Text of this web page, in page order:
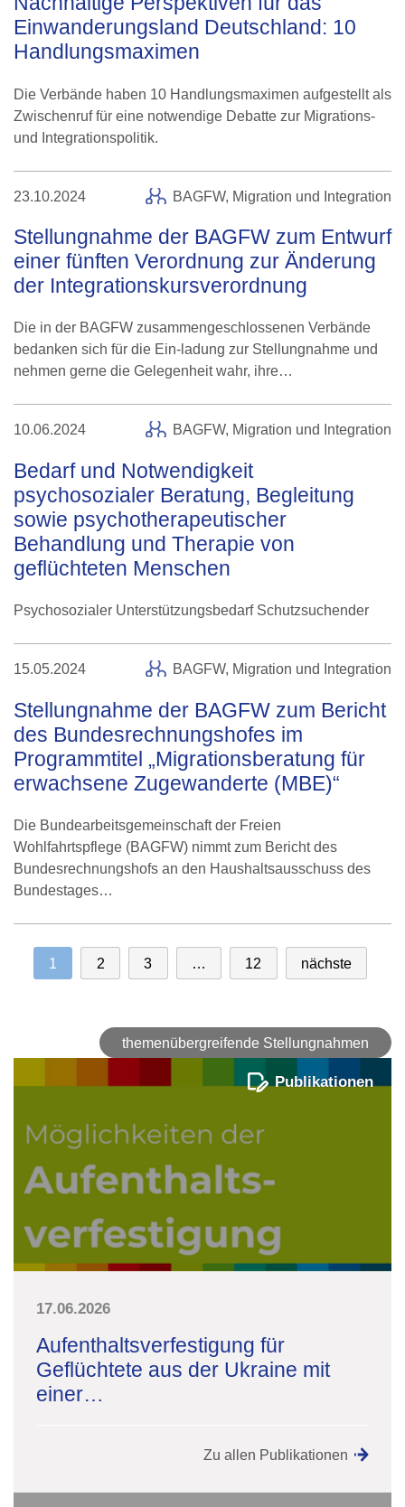
Einwanderungsland Deutschland: 10
Handlungsmaximen
Die Verbände haben 10 Handlungsmaximen aufgestellt als
Zwischenruf für eine notwendige Debatte zur Migrations-
und Integrationspolitik.
23.10.2024 BAGFW, Migration und Integration
Stellungnahme der BAGFW zum Entwurf
einer fünften Verordnung zur Änderung
der Integrationskursverordnung
Die in der BAGFW zusammengeschlossenen Verbände
bedanken sich für die Ein-ladung zur Stellungnahme und
nehmen gerne die Gelegenheit wahr, ihre…
10.06.2024 BAGFW, Migration und Integration
Bedarf und Notwendigkeit
psychosozialer Beratung, Begleitung
sowie psychotherapeutischer
Behandlung und Therapie von
geflüchteten Menschen
Psychosozialer Unterstützungsbedarf Schutzsuchender
15.05.2024 BAGFW, Migration und Integration
Stellungnahme der BAGFW zum Bericht
des Bundesrechnungshofes im
Programmtitel „Migrationsberatung für
erwachsene Zugewanderte (MBE)“
Die Bundearbeitsgemeinschaft der Freien
Wohlfahrtspflege (BAGFW) nimmt zum Bericht des
Bundesrechnungshofs an den Haushaltsausschuss des
Bundestages…
1 2 3 … 12 nächste
themenübergreifende Stellungnahmen
17.06.2026
Publikationen
Aufenthaltsverfestigung für
Geflüchtete aus der Ukraine mit
einer…
Zu allen Publikationen